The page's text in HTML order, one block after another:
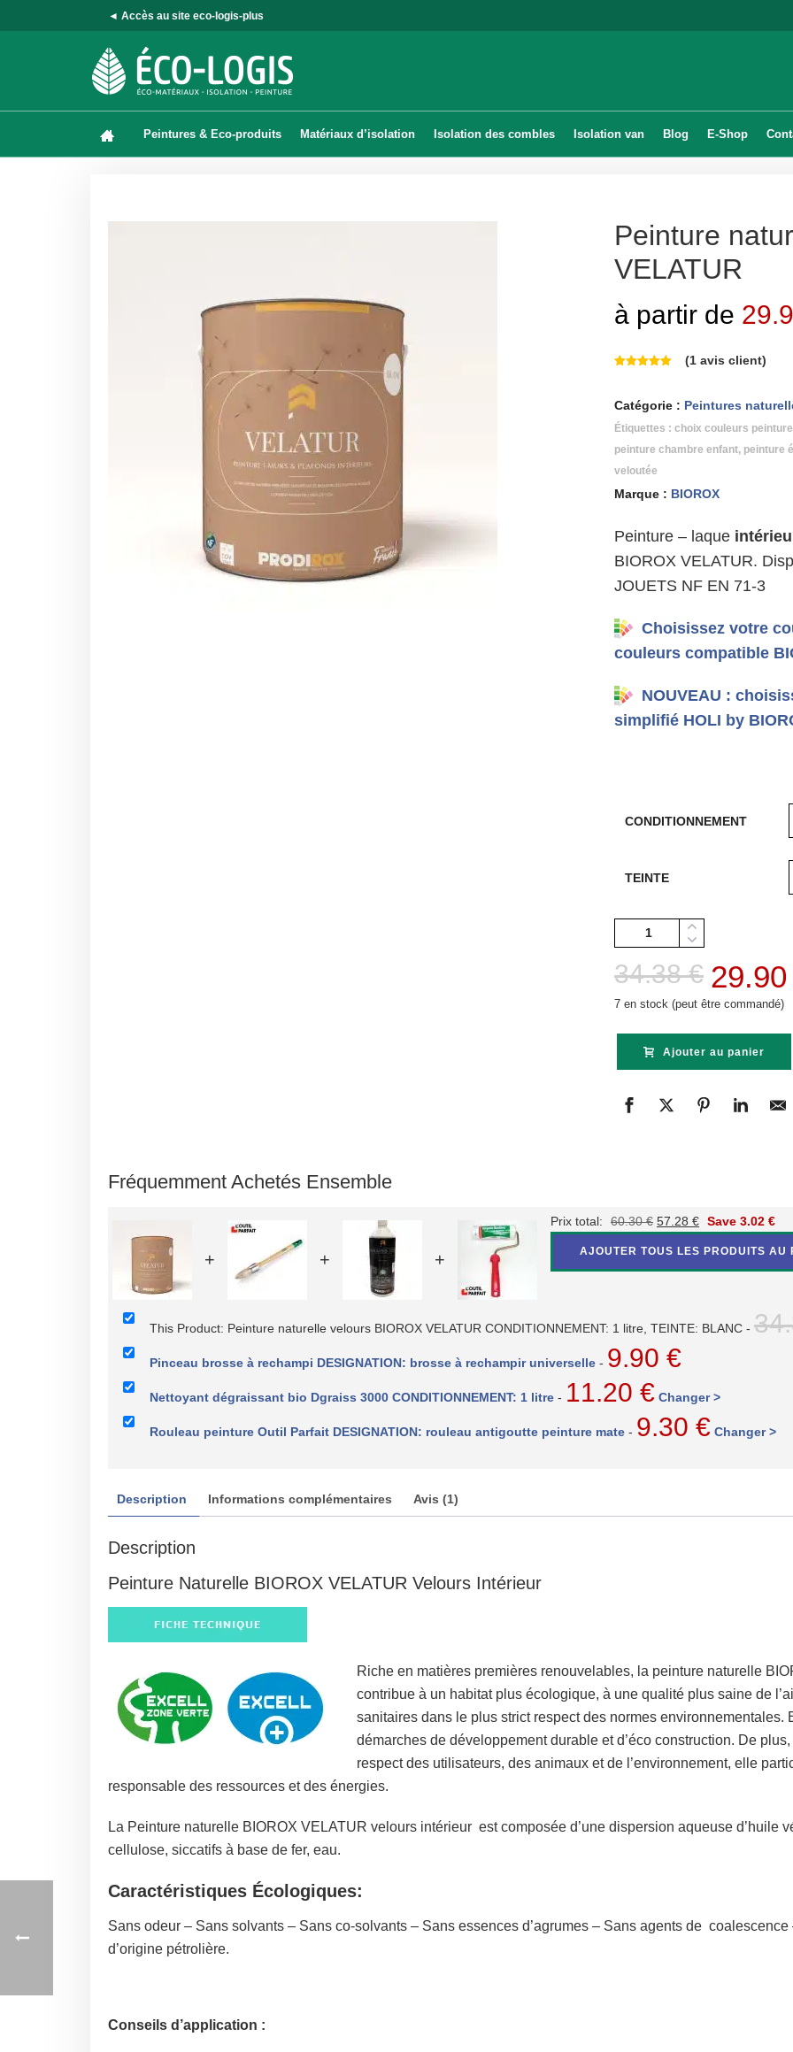
◄ Accès au site eco-logis-plus
Peintures & Eco-produits Matériaux d’isolation Isolation des combles Isolation van Blog E-Shop
Peinture
VELATUR
à partir de
(1avis client)
Catégorie : Peintures
Étiquettes : choix couleurs peinture
peinture chambre enfant, peinture
veloutée
Marque : BIOROX
Peinture – laque
BIOROX VELATUR.
JOUETS NF EN 71-3
Choisissez votre
couleurs compatible
NOUVEAU :
simplifié HOLI by
CONDITIONNEMENT
TEINTE
Quantité
34.38€ Le
prix
initial
était :
34.38 €.
29.90
7 en stock (peut être commandé)
Ajouter au panier
Fréquemment Achetés Ensemble
+ + +
Prix total: 60.30€ Le
57.28 €LeSave 3.02 €
AJOUTER TOUS LES PRODUITS AU
This Product: Peinture naturelle velours BIOROX VELATUR CONDITIONNEMENT: 1 litre, TEINTE: BLANC -
Pinceau brosse à rechampi DESIGNATION: brosse à rechampir universelle - 9.90 €
Nettoyant dégraissant bio Dgraiss 3000 CONDITIONNEMENT: 1 litre - 11.20 € Changer >
Rouleau peinture Outil Parfait DESIGNATION: rouleau antigoutte peinture mate - 9.30 € Changer >
Description Informations complémentaires Avis (1)
Description
Peinture Naturelle BIOROX VELATUR Velours Intérieur
Riche en matières premières renouvelables, la peinture naturelle
contribue à un habitat plus écologique, à une qualité plus saine de
sanitaires dans le plus strict respect des normes environnementales.
démarches de développement durable et d’éco construction. De
respect des utilisateurs, des animaux et de l’environnement, elle
responsable des ressources et des énergies.
La Peinture naturelle BIOROX VELATUR velours intérieur est composée d’une dispersion aqueuse d’huile
cellulose, siccatifs à base de fer, eau.
Caractéristiques Écologiques:
Sans odeur – Sans solvants – Sans co-solvants – Sans essences d’agrumes – Sans agents de
d’origine pétrolière.
Conseils d’application :